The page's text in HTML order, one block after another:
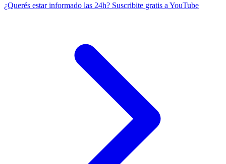
¿Querés estar informado las 24h? Suscribite gratis a YouTube